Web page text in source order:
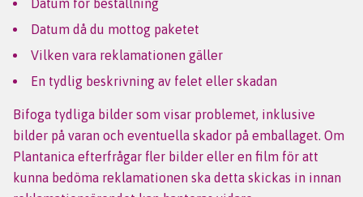
Datum för beställning
Datum då du mottog paketet
Vilken vara reklamationen gäller
En tydlig beskrivning av felet eller skadan
Bifoga tydliga bilder som visar problemet, inklusive
bilder på varan och eventuella skador på emballaget. Om
Plantanica efterfrågar fler bilder eller en film för att
kunna bedöma reklamationen ska detta skickas in innan